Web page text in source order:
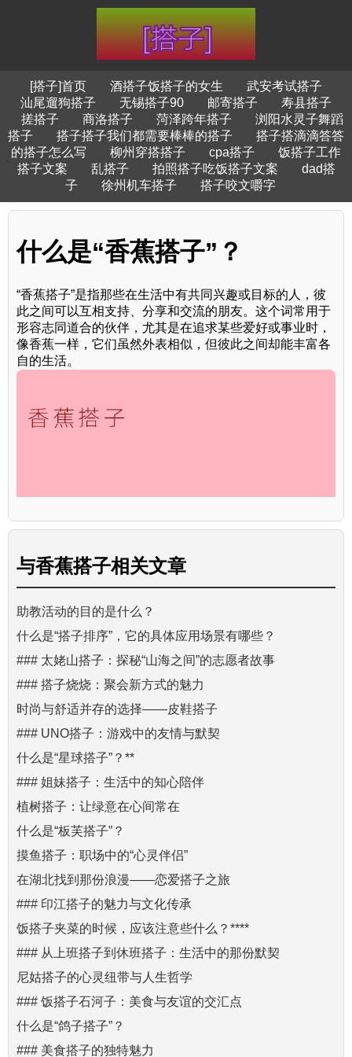
[搭子]首页 酒搭子饭搭子的女生
武安考试搭子
汕尾遛狗搭子
无锡搭子90 邮寄搭子
寿县搭子
搓搭子
商洛搭子 菏泽跨年搭子
浏阳水灵子舞蹈
搭子
搭子搭子我们都需要棒棒的搭子
搭子搭滴滴答答
的搭子怎么写
柳州穿搭搭子 cpa搭子
饭搭子工作
搭子文案
乱搭子 拍照搭子吃饭搭子文案
dad搭
子
徐州机车搭子 搭子咬文嚼字
什么是“香蕉搭子”？
“香蕉搭子”是指那些在生活中有共同兴趣或目标的人，彼
此之间可以互相支持、分享和交流的朋友。这个词常用于
形容志同道合的伙伴，尤其是在追求某些爱好或事业时，
像香蕉一样，它们虽然外表相似，但彼此之间却能丰富各
自的生活。
与香蕉搭子相关文章
助教活动的目的是什么？
什么是“搭子排序”，它的具体应用场景有哪些？
### 太姥山搭子：探秘“山海之间”的志愿者故事
### 搭子烧烧：聚会新方式的魅力
时尚与舒适并存的选择——皮鞋搭子
### UNO搭子：游戏中的友情与默契
什么是“星球搭子”？**
### 姐妹搭子：生活中的知心陪伴
植树搭子：让绿意在心间常在
什么是“板芙搭子”？
摸鱼搭子：职场中的“心灵伴侣”
在湖北找到那份浪漫——恋爱搭子之旅
### 印江搭子的魅力与文化传承
饭搭子夹菜的时候，应该注意些什么？****
### 从上班搭子到休班搭子：生活中的那份默契
尼姑搭子的心灵纽带与人生哲学
### 饭搭子石河子：美食与友谊的交汇点
什么是“鸽子搭子”？
### 美食搭子的独特魅力